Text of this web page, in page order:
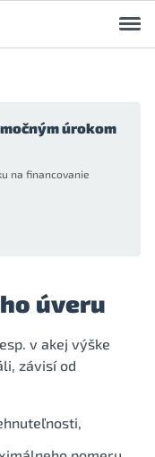
úrokom
na financovanie
úveru
v akej výške
závisí od